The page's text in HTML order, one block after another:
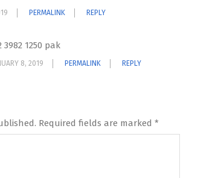
PERMALINK REPLY
3982 1250 pak
8, 2019 PERMALINK REPLY
Required fields are marked *